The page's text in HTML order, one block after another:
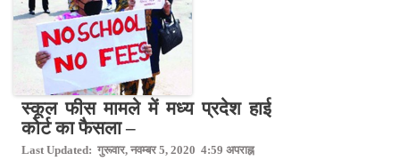
स्कूल फीस मामले में मध्य प्रदेश हाई
कोर्ट का फैसला –
Last Updated: गुरूवार, नवम्बर 5, 2020 4:59 अपराह्न